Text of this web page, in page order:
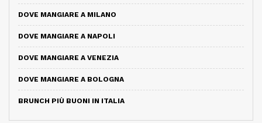
DOVE MANGIARE A MILANO
DOVE MANGIARE A NAPOLI
DOVE MANGIARE A VENEZIA
DOVE MANGIARE A BOLOGNA
BRUNCH PIÙ BUONI IN ITALIA